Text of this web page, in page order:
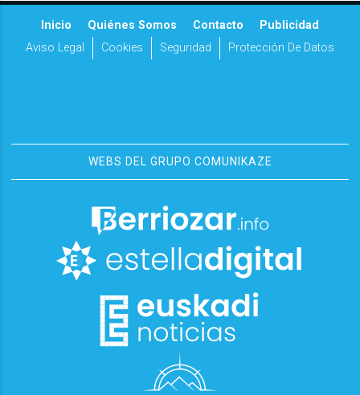
Inicio Quiénes Somos Contacto
Publicidad
Aviso Legal
Cookies Seguridad Protección De Datos
WEBS DEL GRUPO COMUNIKAZE